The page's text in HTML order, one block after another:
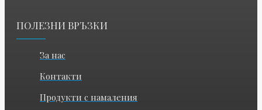
ПОЛЕЗНИ ВРЪЗКИ
За нас
Контакти
Продукти с намаления